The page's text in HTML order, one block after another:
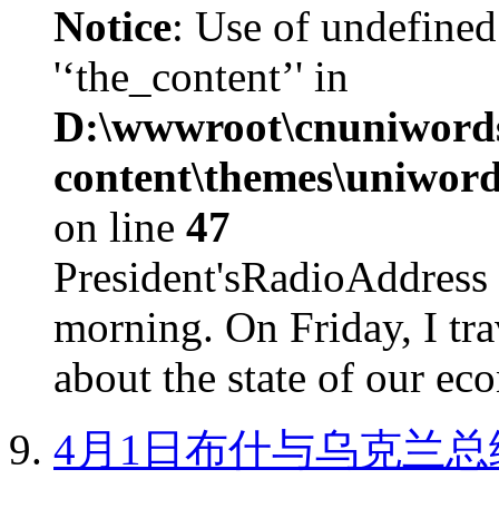
Notice: Use of
'‘the_content’' in
on line 47
morning. On Friday, I
about the state of our
4月1日布什与乌克兰